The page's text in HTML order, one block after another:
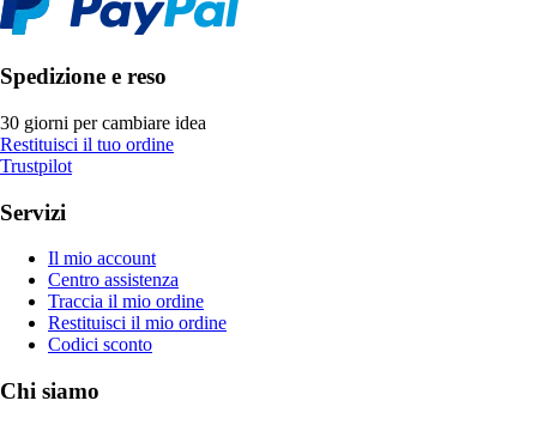
Spedizione e reso
30 giorni per cambiare idea
Restituisci il tuo ordine
Trustpilot
Servizi
Il mio account
Centro assistenza
Traccia il mio ordine
Restituisci il mio ordine
Codici sconto
Chi siamo